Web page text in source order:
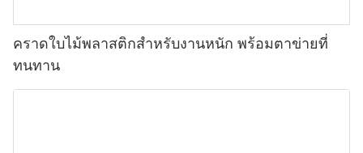
คราดใบไม้พลาสติกสำหรับงานหนัก พร้อมตาข่ายที่
ทนทาน